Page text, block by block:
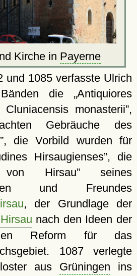
Kirche in Payerne
und 1085 verfasste Ulrich
die
Antiquiores
Cluniacensis monasterii ,
Gebräuche des
, die Vorbild wurden für
Hirsaugienses , die
von Hirsau seines
und Freundes
, der Grundlage der
nach den Ideen der
Reform für das
1087 verlegte
aus Grüningen ins